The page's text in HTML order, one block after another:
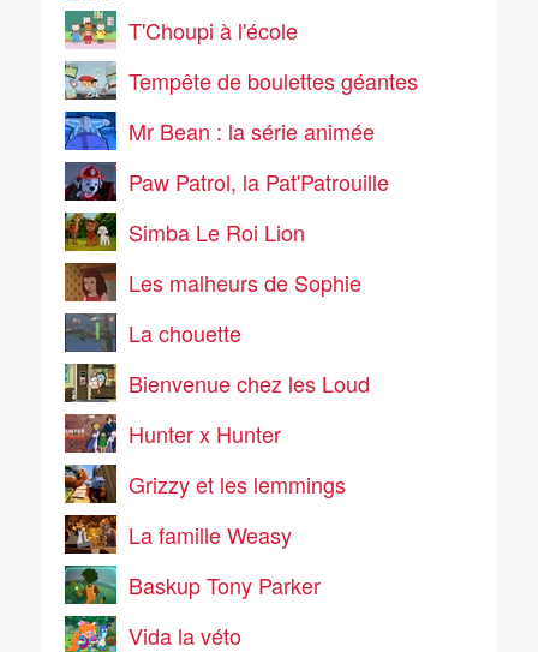
T'Choupi à l'école
Tempête de boulettes géantes
Mr Bean : la série animée
Paw Patrol, la Pat'Patrouille
Simba Le Roi Lion
Les malheurs de Sophie
La chouette
Bienvenue chez les Loud
Hunter x Hunter
Grizzy et les lemmings
La famille Weasy
Baskup Tony Parker
Vida la véto